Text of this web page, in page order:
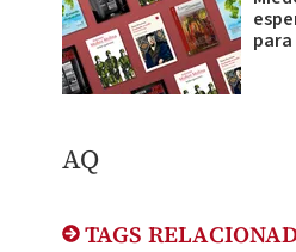
AQ
TAGS